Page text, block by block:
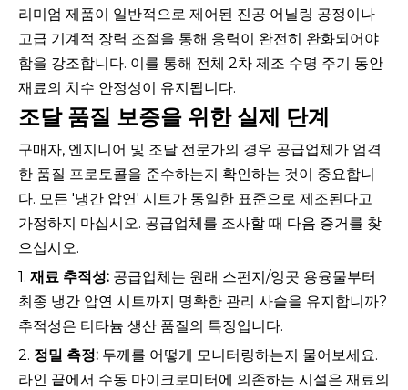
리미엄 제품이 일반적으로 제어된 진공 어닐링 공정이나
고급 기계적 장력 조절을 통해 응력이 완전히 완화되어야
함을 강조합니다. 이를 통해 전체 2차 제조 수명 주기 동안
재료의 치수 안정성이 유지됩니다.
조달 품질 보증을 위한 실제 단계
구매자, 엔지니어 및 조달 전문가의 경우 공급업체가 엄격
한 품질 프로토콜을 준수하는지 확인하는 것이 중요합니
다. 모든 '냉간 압연' 시트가 동일한 표준으로 제조된다고
가정하지 마십시오. 공급업체를 조사할 때 다음 증거를 찾
으십시오.
1. 재료 추적성: 공급업체는 원래 스펀지/잉곳 용융물부터
최종 냉간 압연 시트까지 명확한 관리 사슬을 유지합니까?
추적성은 티타늄 생산 품질의 특징입니다.
2. 정밀 측정: 두께를 어떻게 모니터링하는지 물어보세요.
라인 끝에서 수동 마이크로미터에 의존하는 시설은 재료의